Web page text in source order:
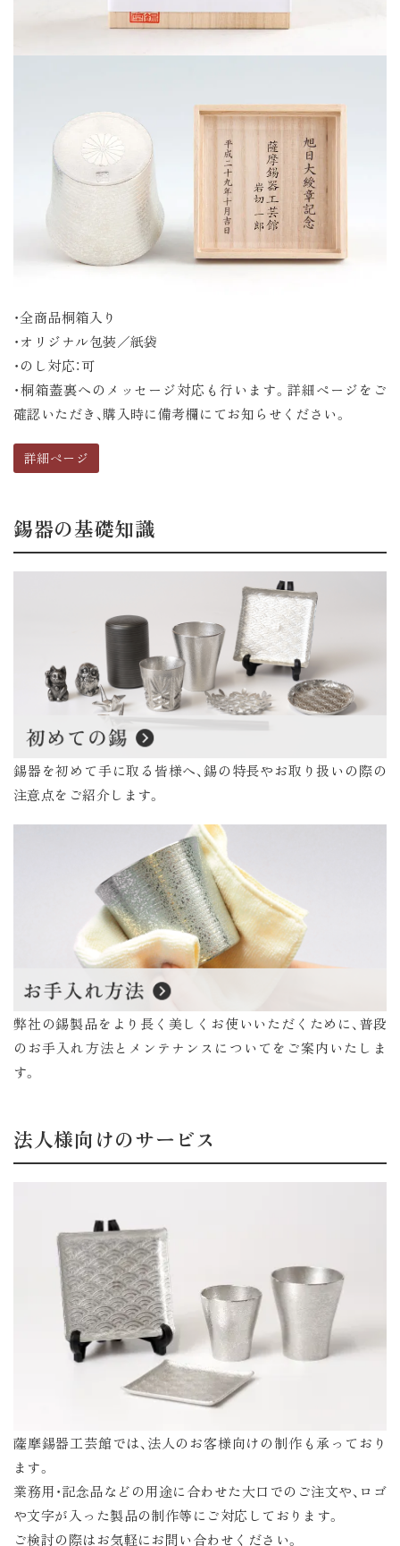
・全商品桐箱入り
・オリジナル包装／紙袋
・のし対応：可
・桐箱蓋裏へのメッセージ対応も行います。詳細ページをご
確認いただき、購入時に備考欄にてお知らせください。
詳細ページ
錫器の基礎知識
錫器を初めて手に取る皆様へ、錫の特長やお取り扱いの際の
注意点をご紹介します。
弊社の錫製品をより長く美しくお使いいただくために、普段
のお手入れ方法とメンテナンスについてをご案内いたしま
す。
法人様向けのサービス
薩摩錫器工芸館では、法人のお客様向けの制作も承っており
ます。
業務用・記念品などの用途に合わせた大口でのご注文や、ロゴ
や文字が入った製品の制作等にご対応しております。
ご検討の際はお気軽にお問い合わせください。